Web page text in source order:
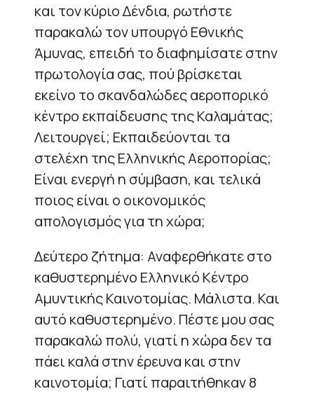
και τον κύριο Δένδια, ρωτήστε
παρακαλώ τον υπουργό Εθνικής
Άμυνας, επειδή το διαφημίσατε στην
πρωτολογία σας, πού βρίσκεται
εκείνο το σκανδαλώδες αεροπορικό
κέντρο εκπαίδευσης της Καλαμάτας;
Λειτουργεί; Εκπαιδεύονται τα
στελέχη της Ελληνικής Αεροπορίας;
Είναι ενεργή η σύμβαση, και τελικά
ποιος είναι ο οικονομικός
απολογισμός για τη χώρα;
Δεύτερο ζήτημα: Αναφερθήκατε στο
καθυστερημένο Ελληνικό Κέντρο
Αμυντικής Καινοτομίας. Μάλιστα. Και
αυτό καθυστερημένο. Πέστε μου σας
παρακαλώ πολύ, γιατί η χώρα δεν τα
πάει καλά στην έρευνα και στην
καινοτομία; Γιατί παραιτήθηκαν 8